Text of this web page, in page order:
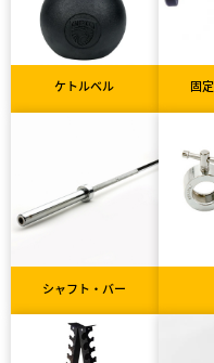
ケトルベル 固
シャフト・バー